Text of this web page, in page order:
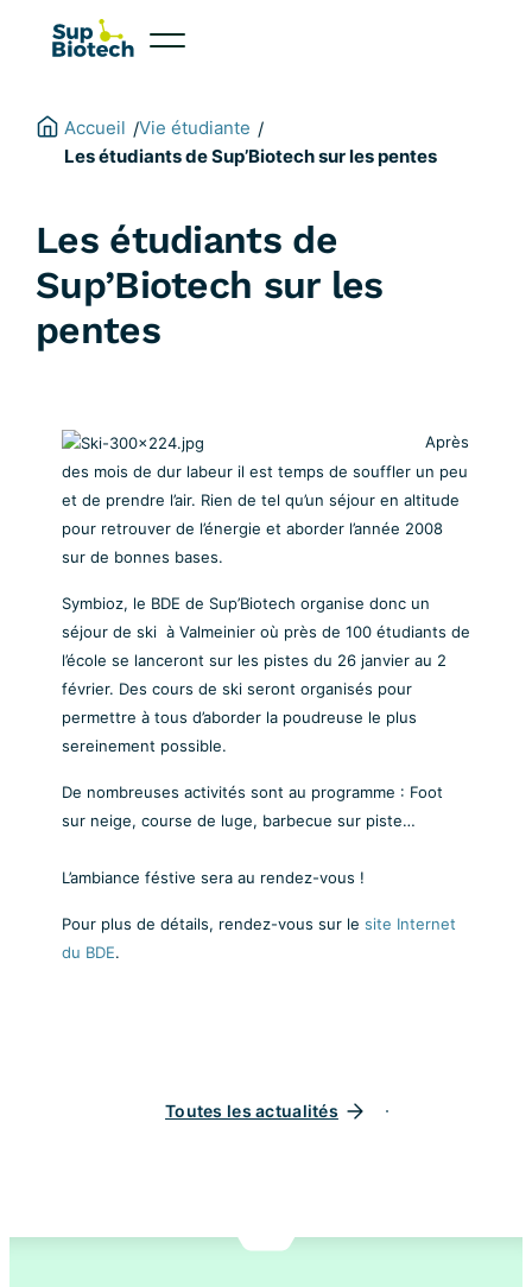
Accueil /Vie étudiante /
Les étudiants de Sup’Biotech sur les pentes
Les étudiants de
Sup’Biotech sur les
pentes
Après
des mois de dur labeur il est temps de souffler un peu
et de prendre l’air. Rien de tel qu’un séjour en altitude
pour retrouver de l’énergie et aborder l’année 2008
sur de bonnes bases.
Symbioz, le BDE de Sup’Biotech organise donc un
séjour de ski à Valmeinier où près de 100 étudiants de
l’école se lanceront sur les pistes du 26 janvier au 2
février. Des cours de ski seront organisés pour
permettre à tous d’aborder la poudreuse le plus
sereinement possible.
De nombreuses activités sont au programme : Foot
sur neige, course de luge, barbecue sur piste…
L’ambiance féstive sera au rendez-vous !
Pour plus de détails, rendez-vous sur le site Internet
du BDE.
Toutes les actualités